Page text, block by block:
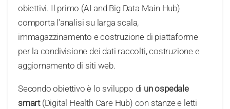
obiettivi. Il primo (AI and Big Data Main Hub)
comporta l’analisi su larga scala,
immagazzinamento e costruzione di piattaforme
per la condivisione dei dati raccolti, costruzione e
aggiornamento di siti web.
Secondo obiettivo è lo sviluppo di un ospedale
smart(Digital Health Care Hub) con stanze e letti